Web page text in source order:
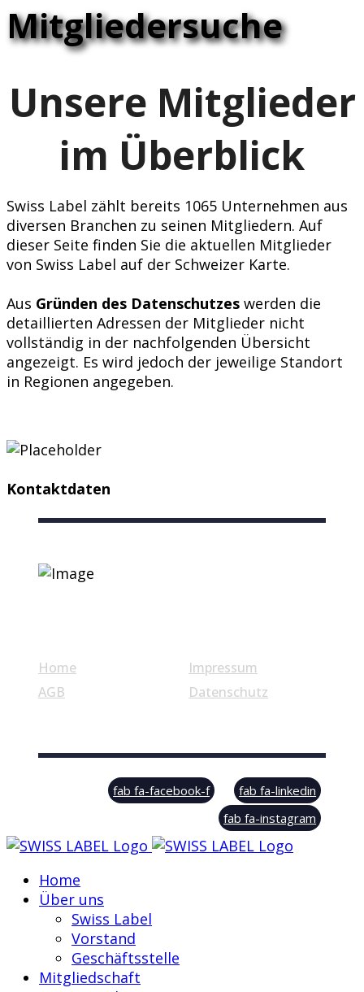
Mitgliedersuche
Unsere Mitglieder
im Überblick
Swiss Label zählt bereits 1065 Unternehmen aus
diversen Branchen zu seinen Mitgliedern. Auf
dieser Seite finden Sie die aktuellen Mitglieder
von Swiss Label auf der Schweizer Karte.
Aus Gründen des Datenschutzes werden die
detaillierten Adressen der Mitglieder nicht
vollständig in der nachfolgenden Übersicht
angezeigt. Es wird jedoch der jeweilige Standort
in Regionen angegeben.
Kontaktdaten
Home
AGB
Impressum
Datenschutz
© Swiss Label, All rights reserved
fab fa-facebook-f
fab fa-linkedin
fab fa-instagram
Home
Über uns
Swiss Label
Vorstand
Geschäftsstelle
Mitgliedschaft